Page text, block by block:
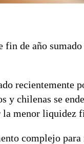
de año
recientemente
y chilenas se
la menor liquidez
complejo